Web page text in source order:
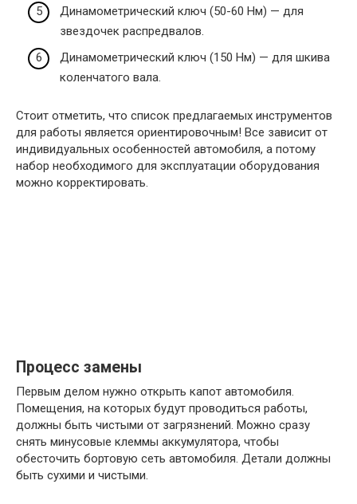
Динамометрический ключ (50-60 Нм) — для
звездочек распредвалов.
Динамометрический ключ (150 Нм) — для шкива
коленчатого вала.
Стоит отметить, что список предлагаемых инструментов
для работы является ориентировочным! Все зависит от
индивидуальных особенностей автомобиля, а потому
набор необходимого для эксплуатации оборудования
можно корректировать.
Процесс замены
Первым делом нужно открыть капот автомобиля.
Помещения, на которых будут проводиться работы,
должны быть чистыми от загрязнений. Можно сразу
снять минусовые клеммы аккумулятора, чтобы
обесточить бортовую сеть автомобиля. Детали должны
быть сухими и чистыми.